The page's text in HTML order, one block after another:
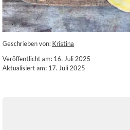
Geschrieben von: Kristina
Veröffentlicht am: 16. Juli 2025
Aktualisiert am: 17. Juli 2025